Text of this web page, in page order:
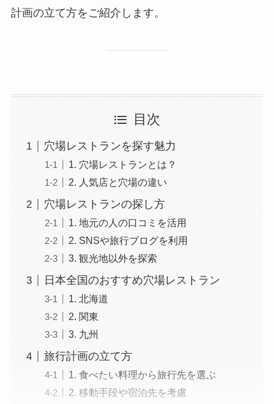
計画の立て方をご紹介します。
目次
穴場レストランを探す魅力
1. 穴場レストランとは？
2. 人気店と穴場の違い
穴場レストランの探し方
1. 地元の人の口コミを活用
2. SNSや旅行ブログを利用
3. 観光地以外を探索
日本全国のおすすめ穴場レストラン
1. 北海道
2. 関東
3. 九州
旅行計画の立て方
1. 食べたい料理から旅行先を選ぶ
2. 移動手段や宿泊先を考慮